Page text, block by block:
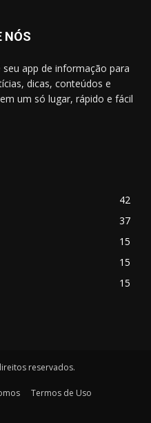
NÓS
app de informação para
dicas, conteúdos e
um só lugar, rápido e fácil
42
37
15
15
15
reservados.
Termos de Uso